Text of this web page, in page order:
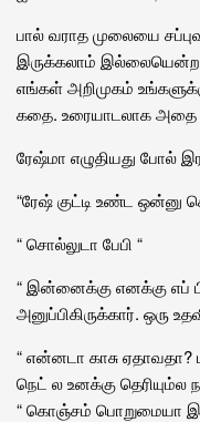
பால் வராத முலையை
இருக்கலாம்
எங்கள் அறிமுகம்
கதை. உரையாடலாக அதை
ரேஷ்மா எழுதியது போல்
“ரேஷ் குட்டி உண்ட ஒன்னு
“ சொல்லுடா பேபி “
“ இன்னைக்கு எனக்கு எப்
அனுப்பிகிருக்கார். ஒரு
“ என்னடா காசு ஏதாவதா?
நெட் ல உனக்கு தெரியும்ல
“ கொஞ்சம் பொறுமையா